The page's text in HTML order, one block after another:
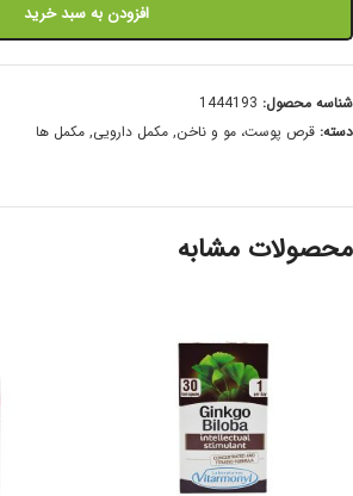
افزودن به سبد خرید
شناسه محصول: 1444193
دسته: قرص پوست، مو و ناخن, مکمل دارویی, مکمل ها
محصولات مشابه